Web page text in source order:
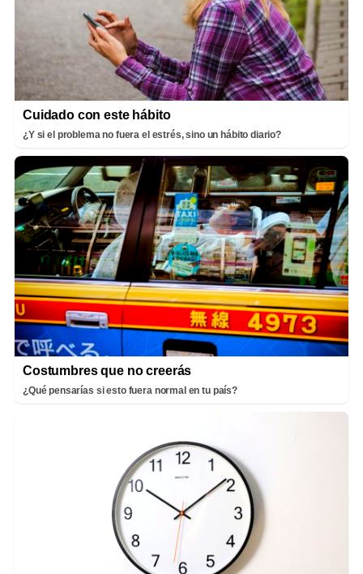
Cuidado con este hábito
¿Y si el problema no fuera el estrés, sino un hábito diario?
Costumbres que no creerás
¿Qué pensarías si esto fuera normal en tu país?